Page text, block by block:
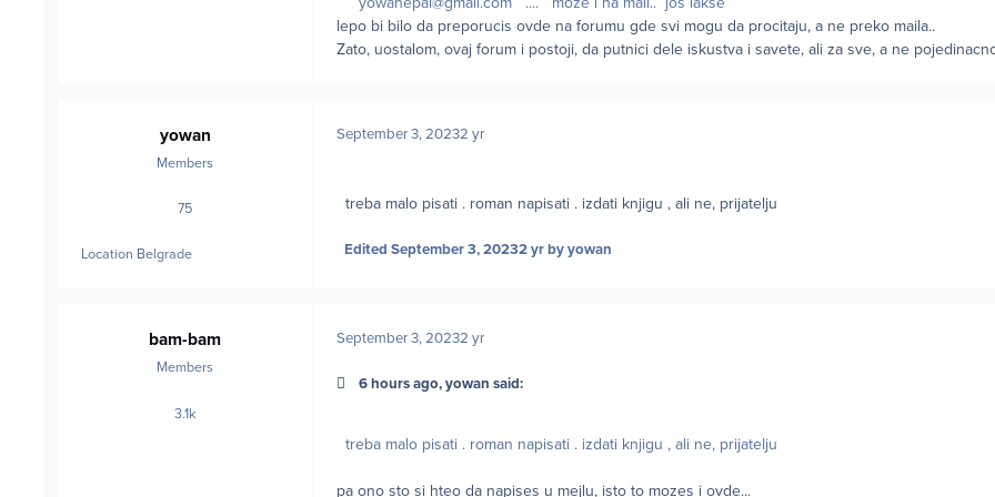
lepo bi bilo da preporucis ovde na forumu gde svi mogu da procitaju, a ne preko maila..
Zato, uostalom, ovaj forum i postoji, da putnici dele iskustva i savete, ali za sve, a ne
yowan
Members
75posts
Location Belgrade
September 3, 20232 yr
treba malo pisati . roman napisati . izdati knjigu , ali ne, prijatelju
Edited September 3, 20232 yrby yowan
bam-bam
Members
3.1kposts
September 3, 20232 yr
6 hours ago, yowan said:
treba malo pisati . roman napisati . izdati knjigu , ali ne, prijatelju
pa ono sto si hteo da napises u mejlu, isto to mozes i ovde...